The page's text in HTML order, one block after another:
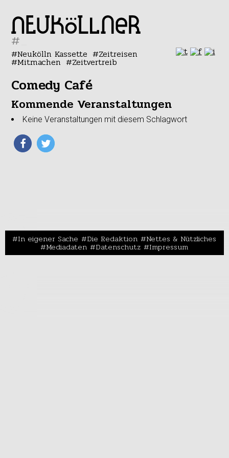
#
Neukölln Kassette Zeitreisen
Mitmachen Zeitvertreib
Comedy Café
Kommende Veranstaltungen
Keine Veranstaltungen mit diesem Schlagwort
In eigener Sache Die Redaktion Nettes & Nützliches
Mediadaten Datenschutz Impressum